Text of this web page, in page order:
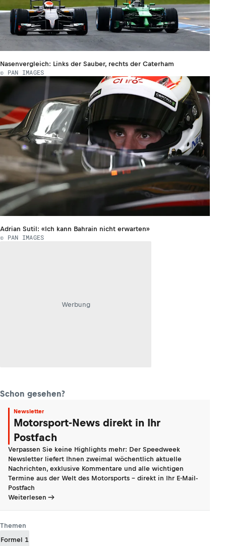
Nasenvergleich: Links der Sauber, rechts der Caterham
© PAN IMAGES
Adrian Sutil: «Ich kann Bahrain nicht erwarten»
© PAN IMAGES
Werbung
Schon gesehen?
Newsletter
Motorsport-News direkt in Ihr
Postfach
Verpassen Sie keine Highlights mehr: Der Speedweek
Newsletter liefert Ihnen zweimal wöchentlich aktuelle
Nachrichten, exklusive Kommentare und alle wichtigen
Termine aus der Welt des Motorsports - direkt in Ihr E-Mail-
Postfach
Weiterlesen
Themen
Formel 1